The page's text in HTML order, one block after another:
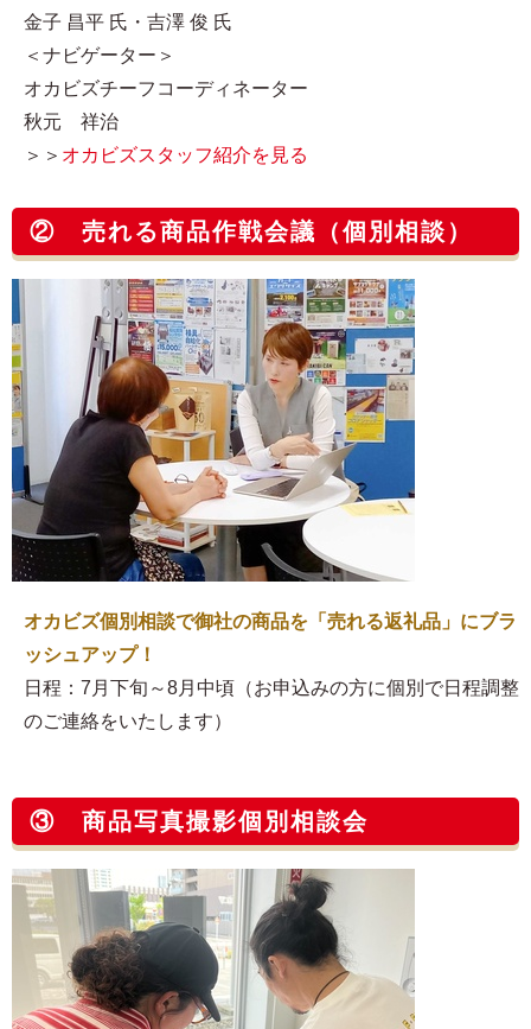
金子 昌平 氏・吉澤 俊 氏
＜ナビゲーター＞
オカビズチーフコーディネーター
秋元 祥治
＞＞ オカビズスタッフ紹介を見る
② 売れる商品作戦会議（個別相談）
オカビズ個別相談で御社の商品を「売れる返礼品」にブラ
ッシュアップ！
日程：7月下旬～8月中頃（お申込みの方に個別で日程調整
のご連絡をいたします）
③ 商品写真撮影個別相談会